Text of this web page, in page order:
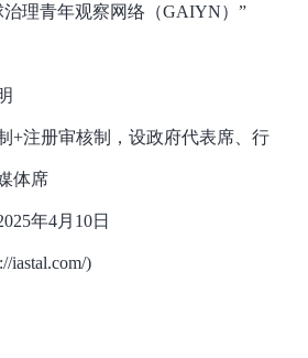
治理青年观察网络（GAIYN）”
+注册审核制，设政府代表席、行
体席
年4月10日
iastal.com/)